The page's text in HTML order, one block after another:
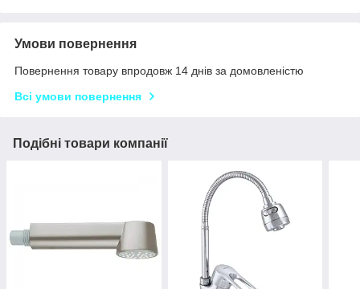
Умови повернення
Повернення товару впродовж 14 днів за домовленістю
Всі умови повернення
Подібні товари компанії